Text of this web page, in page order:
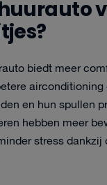
biedt meer
en hun spullen
hebben meer
stress